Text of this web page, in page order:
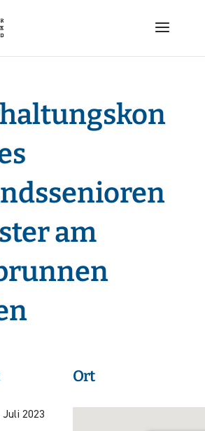
am
Juli 2023
Ort